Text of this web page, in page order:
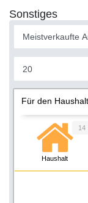
Sonstiges
Für den
Haushalt
14